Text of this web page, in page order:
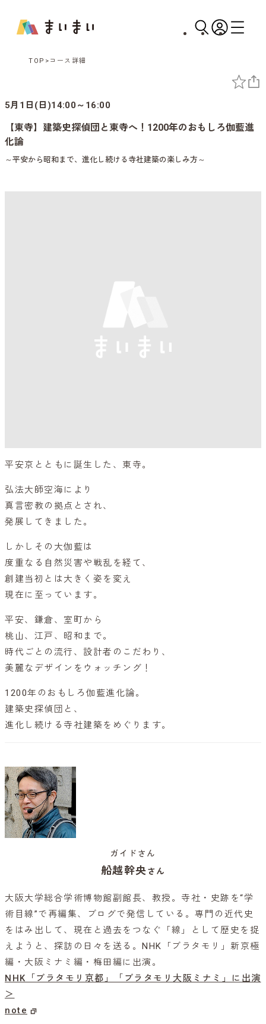
TOP コース詳細
5月1日(日)14:00～16:00
【東寺】建築史探偵団と東寺へ！1200年のおもしろ伽藍進
化論
～平安から昭和まで、進化し続ける寺社建築の楽しみ方～
平安京とともに誕生した、東寺。
弘法大師空海により
真言密教の拠点とされ、
発展してきました。
しかしその大伽藍は
度重なる自然災害や戦乱を経て、
創建当初とは大きく姿を変え
現在に至っています。
平安、鎌倉、室町から
桃山、江戸、昭和まで。
時代ごとの流行、設計者のこだわり、
美麗なデザインをウォッチング！
1200年のおもしろ伽藍進化論。
建築史探偵団と、
進化し続ける寺社建築をめぐります。
ガイドさん
船越幹央さん
大阪大学総合学術博物館副館長、教授。寺社・史跡を“学
術目線”で再編集、ブログで発信している。専門の近代史
をはみ出して、現在と過去をつなぐ「線」として歴史を捉
えようと、探訪の日々を送る。NHK「ブラタモリ」新京極
編・大阪ミナミ編・梅田編に出演。
NHK「ブラタモリ京都」
「ブラタモリ大阪ミナミ」に出演
＞
note